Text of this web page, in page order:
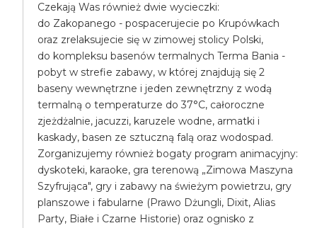
Czekają Was również dwie wycieczki:
do Zakopanego - pospacerujecie po Krupówkach
oraz zrelaksujecie się w zimowej stolicy Polski,
do kompleksu basenów termalnych Terma Bania -
pobyt w strefie zabawy, w której znajdują się 2
baseny wewnętrzne i jeden zewnętrzny z wodą
termalną o temperaturze do 37°C, całoroczne
zjeżdżalnie, jacuzzi, karuzele wodne, armatki i
kaskady, basen ze sztuczną falą oraz wodospad.
Zorganizujemy również bogaty program animacyjny:
dyskoteki, karaoke, gra terenową „Zimowa Maszyna
Szyfrująca", gry i zabawy na świeżym powietrzu, gry
planszowe i fabularne (Prawo Dżungli, Dixit, Alias
Party, Białe i Czarne Historie) oraz ognisko z